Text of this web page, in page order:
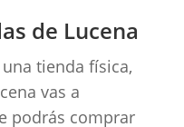
de Lucena
tienda física,
vas a
podrás comprar